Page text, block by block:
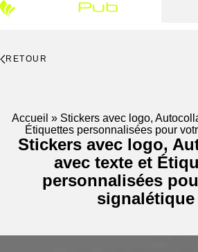
RETOUR
Accueil » Stickers avec logo,
Étiquettes personnalisées pour
Stickers avec logo,
avec texte et
personnalisées
signalétique